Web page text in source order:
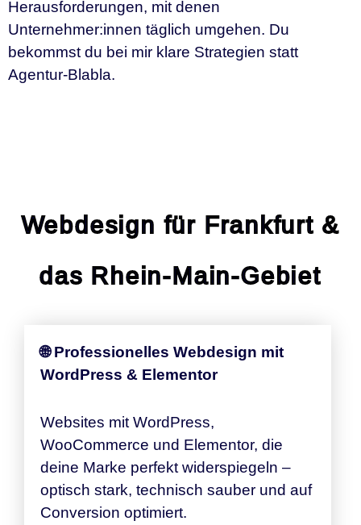
Herausforderungen, mit denen
Unternehmer:innen täglich umgehen. Du
bekommst du bei mir klare Strategien statt
Agentur-Blabla.
Webdesign für Frankfurt &
das Rhein-Main-Gebiet
🌐 Professionelles Webdesign mit
WordPress & Elementor
Websites mit WordPress,
WooCommerce und Elementor, die
deine Marke perfekt widerspiegeln –
optisch stark, technisch sauber und auf
Conversion optimiert.